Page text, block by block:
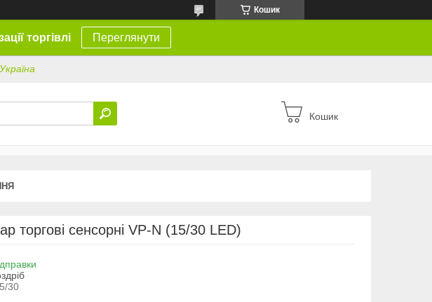
Кошик
торгівлі Переглянути
Кошик
торгові сенсорні VP-N (15/30 LED)
30